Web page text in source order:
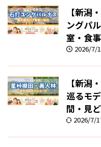
【新潟
ングパ
室・食
2026/7/
【新潟
巡るモ
間・見
2026/7/